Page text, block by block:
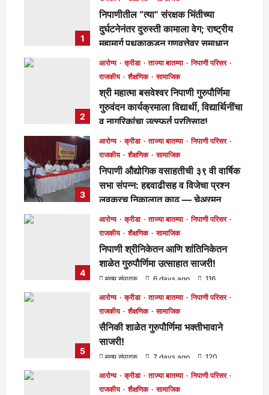
1
निपाणीतील “त्या” संरक्षक भिंतीच्या
दुर्घटनेनंतर दुरुस्ती कामाला वेग; राष्ट्रीय
महामार्ग पथकाकडून गुणवत्तेवर समाधान,
लवकरच काम पूर्ण होणार!
मुख्य संपादक 23 hours ago
2
आरोग्य क्रीडा ताज्या बातम्या
निपाणी परिसर
राजकीय
शैक्षणिक सामाजिक
श्री महात्मा बसवेश्वर निपाणी गुरुपौर्णिमा
गुरुवंदन कार्यक्रमाला विद्यार्थी, विद्यार्थिनींचा
व नागरिकांचा उत्स्फूर्त प्रतिसाद!
मुख्य संपादक 4 days ago 116
3
आरोग्य क्रीडा ताज्या बातम्या
निपाणी परिसर
राजकीय
शैक्षणिक सामाजिक
निपाणी औद्योगिक वसाहतीची ३९ वी वार्षिक
सभा संपन्न: हद्दवाढीसह व विजेचा प्रश्न
लवकरच निकालात काढू — चेअरमन
बाळासाहेब जोरापुरे
मुख्य संपादक 4 days ago
4
आरोग्य क्रीडा ताज्या बातम्या
निपाणी परिसर
राजकीय
शैक्षणिक सामाजिक
निपाणी श्रीनिकेतन आणि शांतिनिकेतन
शाळेत गुरुपौर्णिमा उत्साहात साजरी!
मुख्य संपादक 6 days ago 116
5
आरोग्य क्रीडा ताज्या बातम्या
निपाणी परिसर
राजकीय
शैक्षणिक सामाजिक
सैनिकी शाळेत गुरुपौर्णिमा भक्तीभावाने
साजरी!
मुख्य संपादक 7 days ago 120
आरोग्य क्रीडा ताज्या बातम्या
निपाणी परिसर
राजकीय
शैक्षणिक सामाजिक